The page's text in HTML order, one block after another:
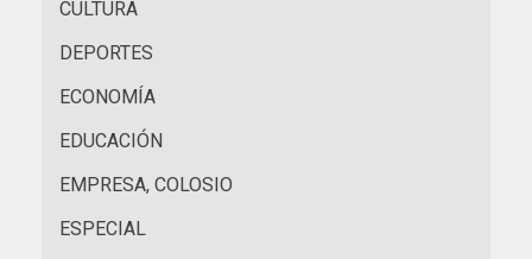
CULTURA
DEPORTES
ECONOMÍA
EDUCACIÓN
EMPRESA, COLOSIO
ESPECIAL